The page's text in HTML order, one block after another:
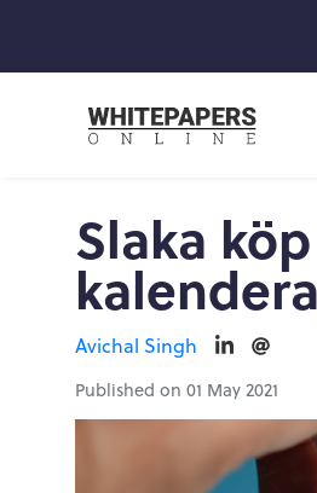
Slaka
Avichal Singh
Published on 01 May 2021